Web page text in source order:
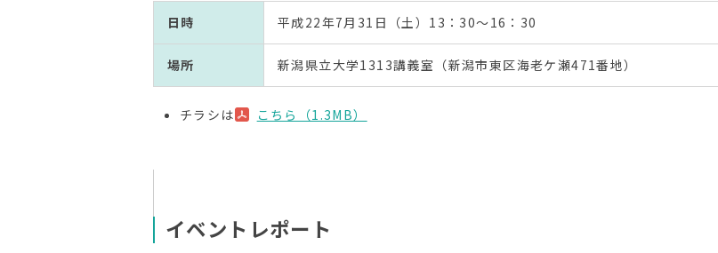
日時 平成22年7月31日（土）13：30〜16：30
場所 新潟県立大学1313講義室（新潟市東区海老ケ瀬471番地）
チラシは こちら（1.3MB）
イベントレポート